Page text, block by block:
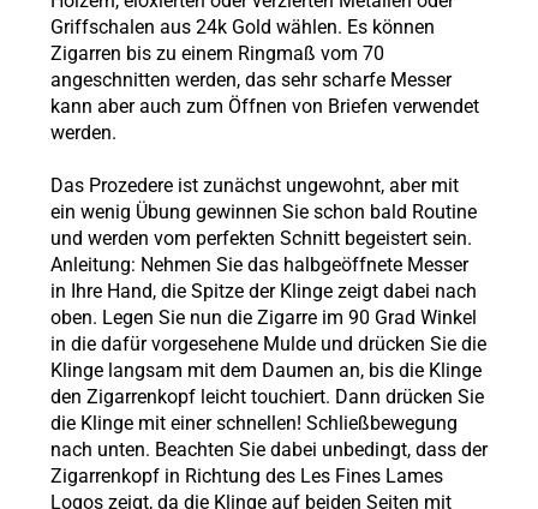
Griffschalen aus 24k Gold wählen. Es können
Zigarren bis zu einem Ringmaß vom 70
angeschnitten werden, das sehr scharfe Messer
kann aber auch zum Öffnen von Briefen verwendet
werden.
Das Prozedere ist zunächst ungewohnt, aber mit
ein wenig Übung gewinnen Sie schon bald Routine
und werden vom perfekten Schnitt begeistert sein.
Anleitung: Nehmen Sie das halbgeöffnete Messer
in Ihre Hand, die Spitze der Klinge zeigt dabei nach
oben. Legen Sie nun die Zigarre im 90 Grad Winkel
in die dafür vorgesehene Mulde und drücken Sie die
Klinge langsam mit dem Daumen an, bis die Klinge
den Zigarrenkopf leicht touchiert. Dann drücken Sie
die Klinge mit einer schnellen! Schließbewegung
nach unten. Beachten Sie dabei unbedingt, dass der
Zigarrenkopf in Richtung des Les Fines Lames
Logos zeigt, da die Klinge auf beiden Seiten mit